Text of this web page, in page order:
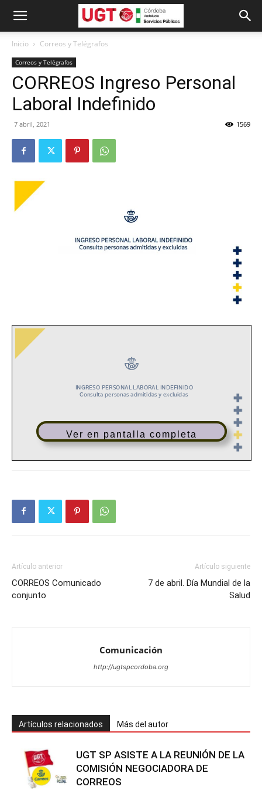
Inicio Correos y Telégrafos
Correos y Telégrafos
CORREOS Ingreso Personal
Laboral Indefinido
7 abril, 2021 1569
Ver en pantalla completa
Artículo anterior
CORREOS Comunicado
conjunto
Artículo siguiente
7 de abril. Día Mundial de la
Salud
Comunicación
http://ugtspcordoba.org
Artículos relacionados Más del autor
UGT SP ASISTE A LA REUNIÓN DE LA
COMISIÓN NEGOCIADORA DE
CORREOS